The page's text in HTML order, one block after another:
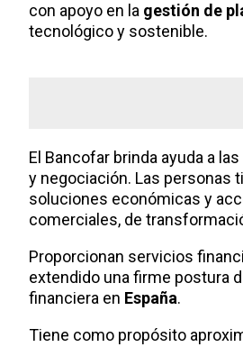
con apoyo en la gestión de
tecnológico y sostenible.
El Bancofar brinda ayuda a
y negociación. Las personas
soluciones económicas y
comerciales, de
Proporcionan servicios
extendido una firme postura
financiera en España.
Tiene como propósito